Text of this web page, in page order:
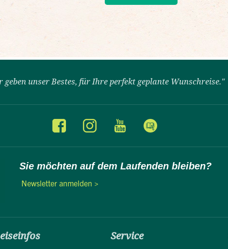
geben unser Bestes, für Ihre perfekt geplante Wunschreise."
Sie möchten auf dem Laufenden bleiben?
Newsletter anmelden >
Service